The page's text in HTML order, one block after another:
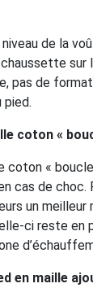
de la
sur
pas de
pied.
coton «
coton «
cas de choc.
un meilleur
ci reste en
en maille